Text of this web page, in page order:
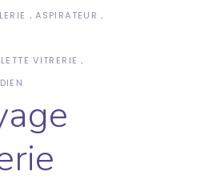
ASPIRATEUR
VITRERIE